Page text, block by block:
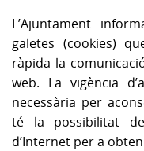
L’Ajuntament
galetes (cookies)
ràpida la
web. La vigència
necessària per
té la possibilitat
d’Internet per a